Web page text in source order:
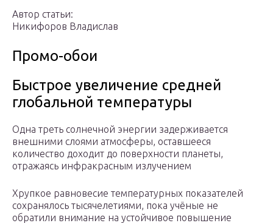
Автор статьи:
Никифоров Владислав
Промо-обои
Быстрое увеличение средней
глобальной температуры
Одна треть солнечной энергии задерживается
внешними слоями атмосферы, оставшееся
количество доходит до поверхности планеты,
отражаясь инфракрасным излучением
Хрупкое равновесие температурных показателей
сохранялось тысячелетиями, пока учёные не
обратили внимание на устойчивое повышение